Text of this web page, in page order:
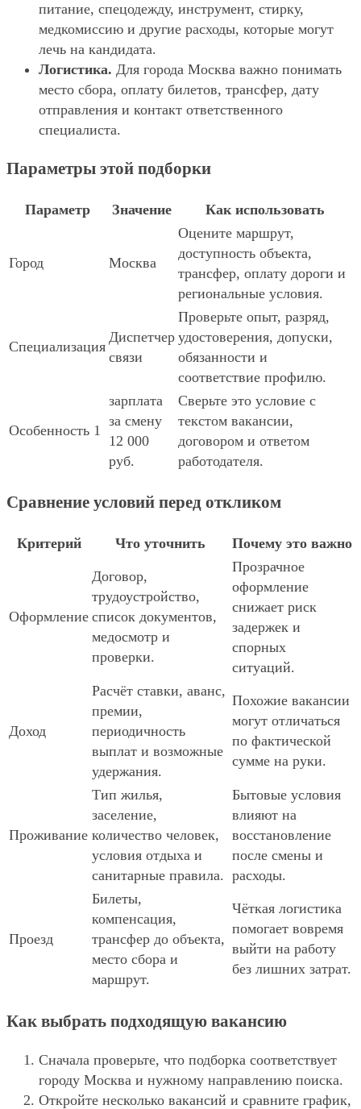
питание, спецодежду, инструмент, стирку,
медкомиссию и другие расходы, которые могут
лечь на кандидата.
Логистика. Для города Москва важно понимать
место сбора, оплату билетов, трансфер, дату
отправления и контакт ответственного
специалиста.
Параметры этой подборки
Параметр Значение Как использовать
Город Москва
Оцените маршрут,
доступность объекта,
трансфер, оплату дороги и
региональные условия.
Специализация
Диспетчер
связи
Проверьте опыт, разряд,
удостоверения, допуски,
обязанности и
соответствие профилю.
Особенность 1
зарплата
за смену
12 000
руб.
Сверьте это условие с
текстом вакансии,
договором и ответом
работодателя.
Сравнение условий перед откликом
Критерий Что уточнить Почему это важно
Оформление
Договор,
трудоустройство,
список документов,
медосмотр и
проверки.
Прозрачное
оформление
снижает риск
задержек и
спорных
ситуаций.
Доход
Расчёт ставки, аванс,
премии,
периодичность
выплат и возможные
удержания.
Похожие вакансии
могут отличаться
по фактической
сумме на руки.
Проживание
Тип жилья,
заселение,
количество человек,
условия отдыха и
санитарные правила.
Бытовые условия
влияют на
восстановление
после смены и
расходы.
Проезд
Билеты,
компенсация,
трансфер до объекта,
место сбора и
маршрут.
Чёткая логистика
помогает вовремя
выйти на работу
без лишних затрат.
Как выбрать подходящую вакансию
Сначала проверьте, что подборка соответствует
городу Москва и нужному направлению поиска.
Откройте несколько вакансий и сравните график,